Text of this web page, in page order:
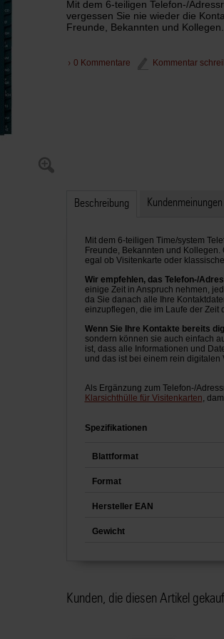
Mit dem 6-teiligen Telefon-/
vergessen Sie nie wieder die
Freunde, Bekannten und Kollegen.
0 Kommentare Kommentar
Beschreibung Kundenmeinungen
Mit dem 6-teiligen Time/system
Freunde, Bekannten und
egal ob Visitenkarte oder
Wir empfehlen, das Telefon-/
einige Zeit in Anspruch nehmen,
da Sie danach alle Ihre
einzupflegen, die im Laufe der Zeit
Wenn Sie Ihre Kontakte bereits
sondern können sie auch einfach
ist, dass alle Informationen und
und das ist bei einem rein digitalen
Als Ergänzung zum Telefon-/
Klarsichthülle für Visitenkarten,
Spezifikationen
Blattformat
Format
Hersteller EAN
Gewicht
Kunden, die diesen Artikel